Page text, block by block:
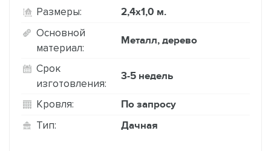
Размеры: 2,4х1,0 м.
Основной
материал:
Металл, дерево
Срок
изготовления:
3-5 недель
Кровля: По запросу
Тип: Дачная